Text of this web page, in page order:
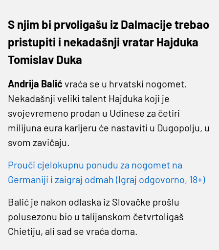
S njim bi prvoligašu iz Dalmacije trebao
pristupiti i nekadašnji vratar Hajduka
Tomislav Duka
Andrija Balić vraća se u hrvatski nogomet.
Nekadašnji veliki talent Hajduka koji je
svojevremeno prodan u Udinese za četiri
milijuna eura karijeru će nastaviti u Dugopolju, u
svom zavičaju.
Prouči cjelokupnu ponudu za nogomet na
Germaniji i zaigraj odmah (Igraj odgovorno, 18+)
Balić je nakon odlaska iz Slovačke prošlu
polusezonu bio u talijanskom četvrtoligaš
Chietiju, ali sad se vraća doma.